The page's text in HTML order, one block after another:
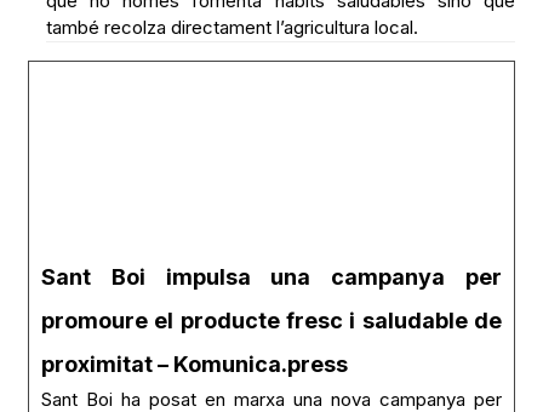
també recolza directament l’agricultura local.
Sant Boi impulsa una campanya per
promoure el producte fresc i saludable de
proximitat – Komunica.press
Sant Boi ha posat en marxa una nova campanya per